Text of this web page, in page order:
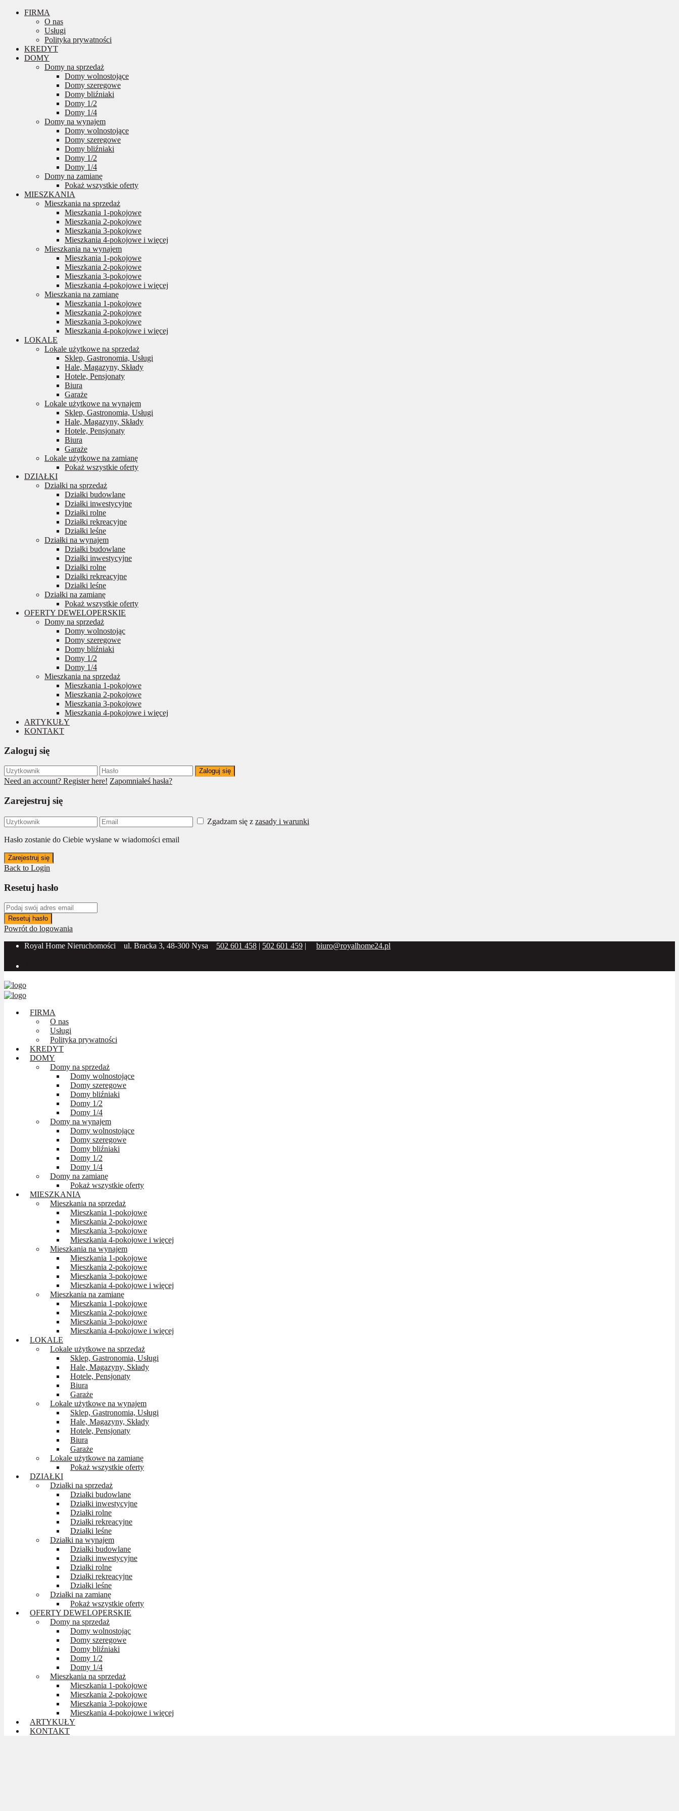
FIRMA
O nas
Usługi
Polityka prywatności
KREDYT
DOMY
Domy na sprzedaż
Domy wolnostojące
Domy szeregowe
Domy bliźniaki
Domy 1/2
Domy 1/4
Domy na wynajem
Domy wolnostojące
Domy szeregowe
Domy bliźniaki
Domy 1/2
Domy 1/4
Domy na zamianę
Pokaż wszystkie oferty
MIESZKANIA
Mieszkania na sprzedaż
Mieszkania 1-pokojowe
Mieszkania 2-pokojowe
Mieszkania 3-pokojowe
Mieszkania 4-pokojowe i więcej
Mieszkania na wynajem
Mieszkania 1-pokojowe
Mieszkania 2-pokojowe
Mieszkania 3-pokojowe
Mieszkania 4-pokojowe i więcej
Mieszkania na zamianę
Mieszkania 1-pokojowe
Mieszkania 2-pokojowe
Mieszkania 3-pokojowe
Mieszkania 4-pokojowe i więcej
LOKALE
Lokale użytkowe na sprzedaż
Sklep, Gastronomia, Usługi
Hale, Magazyny, Składy
Hotele, Pensjonaty
Biura
Garaże
Lokale użytkowe na wynajem
Sklep, Gastronomia, Usługi
Hale, Magazyny, Składy
Hotele, Pensjonaty
Biura
Garaże
Lokale użytkowe na zamianę
Pokaż wszystkie oferty
DZIAŁKI
Działki na sprzedaż
Działki budowlane
Działki inwestycyjne
Działki rolne
Działki rekreacyjne
Działki leśne
Działki na wynajem
Działki budowlane
Działki inwestycyjne
Działki rolne
Działki rekreacyjne
Działki leśne
Działki na zamianę
Pokaż wszystkie oferty
OFERTY DEWELOPERSKIE
Domy na sprzedaż
Domy wolnostojąc
Domy szeregowe
Domy bliźniaki
Domy 1/2
Domy 1/4
Mieszkania na sprzedaż
Mieszkania 1-pokojowe
Mieszkania 2-pokojowe
Mieszkania 3-pokojowe
Mieszkania 4-pokojowe i więcej
ARTYKUŁY
KONTAKT
Zaloguj się
Zaloguj się
Need an account? Register here! Zapomniałeś hasła?
Zarejestruj się
Zgadzam się z zasady i warunki
Hasło zostanie do Ciebie wysłane w wiadomości email
Zarejestruj się
Back to Login
Resetuj hasło
Resetuj hasło
Powrót do logowania
Royal Home Nieruchomości
ul. Bracka 3, 48-300 Nysa 502 601 458 | 502 601 459 | biuro@royalhome24.pl
FIRMA
O nas
Usługi
Polityka prywatności
KREDYT
DOMY
Domy na sprzedaż
Domy wolnostojące
Domy szeregowe
Domy bliźniaki
Domy 1/2
Domy 1/4
Domy na wynajem
Domy wolnostojące
Domy szeregowe
Domy bliźniaki
Domy 1/2
Domy 1/4
Domy na zamianę
Pokaż wszystkie oferty
MIESZKANIA
Mieszkania na sprzedaż
Mieszkania 1-pokojowe
Mieszkania 2-pokojowe
Mieszkania 3-pokojowe
Mieszkania 4-pokojowe i więcej
Mieszkania na wynajem
Mieszkania 1-pokojowe
Mieszkania 2-pokojowe
Mieszkania 3-pokojowe
Mieszkania 4-pokojowe i więcej
Mieszkania na zamianę
Mieszkania 1-pokojowe
Mieszkania 2-pokojowe
Mieszkania 3-pokojowe
Mieszkania 4-pokojowe i więcej
LOKALE
Lokale użytkowe na sprzedaż
Sklep, Gastronomia, Usługi
Hale, Magazyny, Składy
Hotele, Pensjonaty
Biura
Garaże
Lokale użytkowe na wynajem
Sklep, Gastronomia, Usługi
Hale, Magazyny, Składy
Hotele, Pensjonaty
Biura
Garaże
Lokale użytkowe na zamianę
Pokaż wszystkie oferty
DZIAŁKI
Działki na sprzedaż
Działki budowlane
Działki inwestycyjne
Działki rolne
Działki rekreacyjne
Działki leśne
Działki na wynajem
Działki budowlane
Działki inwestycyjne
Działki rolne
Działki rekreacyjne
Działki leśne
Działki na zamianę
Pokaż wszystkie oferty
OFERTY DEWELOPERSKIE
Domy na sprzedaż
Domy wolnostojąc
Domy szeregowe
Domy bliźniaki
Domy 1/2
Domy 1/4
Mieszkania na sprzedaż
Mieszkania 1-pokojowe
Mieszkania 2-pokojowe
Mieszkania 3-pokojowe
Mieszkania 4-pokojowe i więcej
ARTYKUŁY
KONTAKT